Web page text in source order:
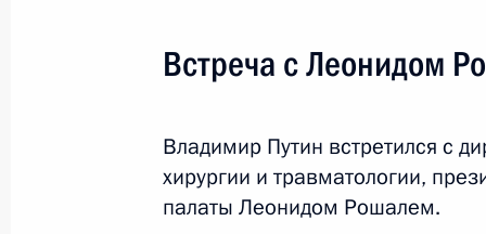
Посещение юношеского турнира
Рахлина
23 мая 2018 года, 16:40
Встреча с Леонидом
Владимир Путин встретился с
хирургии и травматологии,
палаты Леонидом Рошалем.